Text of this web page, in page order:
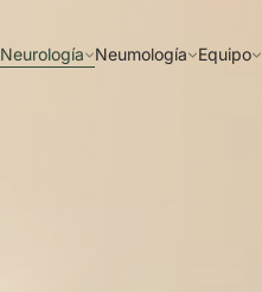
Neurología Neumología Equipo